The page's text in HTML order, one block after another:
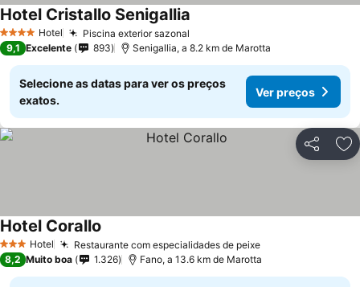
4 EstrelasHotel Piscina exterior sazonal
Hotel Cristallo Senigallia
9,1 Excelente 893 Senigallia, a 8.2 km de Marotta
Selecione as datas para ver os preços
exatos.
Ver preços
Partilhar
3 EstrelasHotel Restaurante com especialidades de peixeVer preços
Hotel Corallo
8,2 Muito boa 1.326 Fano, a 13.6 km de Marotta